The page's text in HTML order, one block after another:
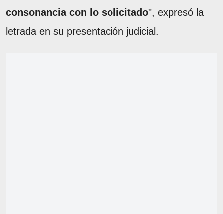
consonancia con lo solicitado", expresó la
letrada en su presentación judicial.